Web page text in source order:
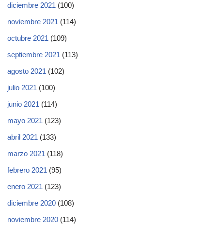
diciembre 2021 (100)
noviembre 2021 (114)
octubre 2021 (109)
septiembre 2021 (113)
agosto 2021 (102)
julio 2021 (100)
junio 2021 (114)
mayo 2021 (123)
abril 2021 (133)
marzo 2021 (118)
febrero 2021 (95)
enero 2021 (123)
diciembre 2020 (108)
noviembre 2020 (114)